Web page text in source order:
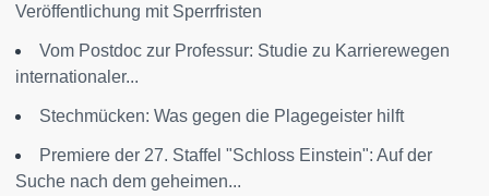
Veröffentlichung mit Sperrfristen
Vom Postdoc zur Professur: Studie zu Karrierewegen
internationaler...
Stechmücken: Was gegen die Plagegeister hilft
Premiere der 27. Staffel "Schloss Einstein": Auf der
Suche nach dem geheimen...